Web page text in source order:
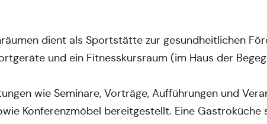
dient als Sportstätte zur gesundheitlichen
und ein Fitnesskursraum (im Haus der
wie Seminare, Vorträge, Aufführungen und
Konferenzmöbel bereitgestellt. Eine Gastroküche